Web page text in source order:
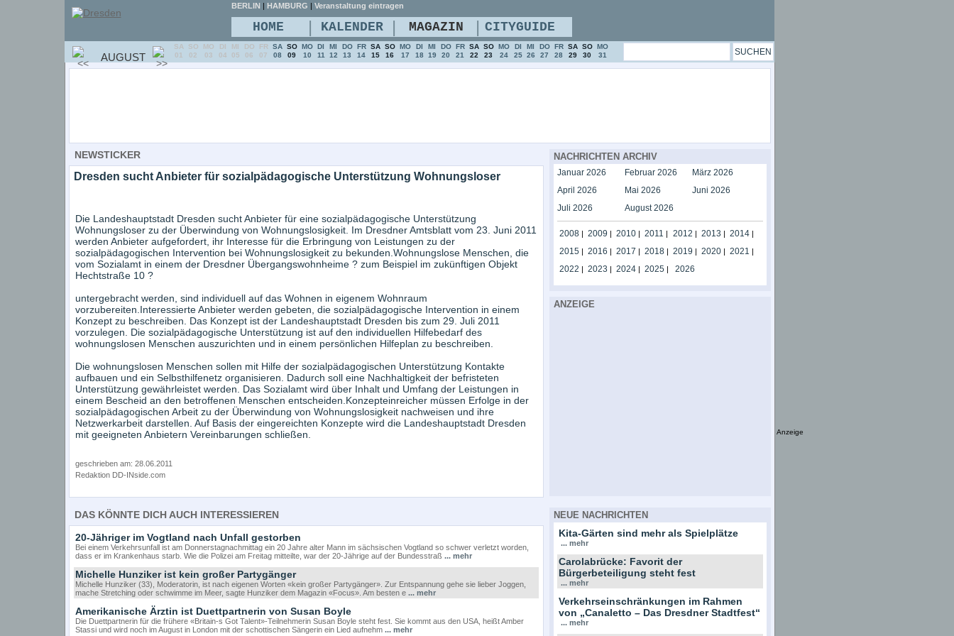
NEWSTICKER
Dresden sucht Anbieter für sozialpädagogische Unterstützung Wohnungsloser
Die Landeshauptstadt Dresden sucht Anbieter für eine sozialpädagogische Unterstützung
Wohnungsloser zu der Überwindung von Wohnungslosigkeit. Im Dresdner Amtsblatt vom 23. Juni 2011
werden Anbieter aufgefordert, ihr Interesse für die Erbringung von Leistungen zu der
sozialpädagogischen Intervention bei Wohnungslosigkeit zu bekunden.Wohnungslose Menschen, die
vom Sozialamt in einem der Dresdner Übergangswohnheime ? zum Beispiel im zukünftigen Objekt
Hechtstraße 10 ?
untergebracht werden, sind individuell auf das Wohnen in eigenem Wohnraum
vorzubereiten.Interessierte Anbieter werden gebeten, die sozialpädagogische Intervention in einem
Konzept zu beschreiben. Das Konzept ist der Landeshauptstadt Dresden bis zum 29. Juli 2011
vorzulegen. Die sozialpädagogische Unterstützung ist auf den individuellen Hilfebedarf des
wohnungslosen Menschen auszurichten und in einem persönlichen Hilfeplan zu beschreiben.
Die wohnungslosen Menschen sollen mit Hilfe der sozialpädagogischen Unterstützung Kontakte
aufbauen und ein Selbsthilfenetz organisieren. Dadurch soll eine Nachhaltigkeit der befristeten
Unterstützung gewährleistet werden. Das Sozialamt wird über Inhalt und Umfang der Leistungen in
einem Bescheid an den betroffenen Menschen entscheiden.Konzepteinreicher müssen Erfolge in der
sozialpädagogischen Arbeit zu der Überwindung von Wohnungslosigkeit nachweisen und ihre
Netzwerkarbeit darstellen. Auf Basis der eingereichten Konzepte wird die Landeshauptstadt Dresden
mit geeigneten Anbietern Vereinbarungen schließen.
geschrieben am: 28.06.2011
Redaktion DD-INside.com
DAS KÖNNTE DICH AUCH INTERESSIEREN
20-Jähriger im Vogtland nach Unfall gestorben
Bei einem Verkehrsunfall ist am Donnerstagnachmittag ein 20 Jahre alter Mann im sächsischen Vogtland so schwer verletzt worden,
dass er im Krankenhaus starb. Wie die Polizei am Freitag mitteilte, war der 20-Jährige auf der Bundesstraß ... mehr
Michelle Hunziker ist kein großer Partygänger
Michelle Hunziker (33), Moderatorin, ist nach eigenen Worten «kein großer Partygänger». Zur Entspannung gehe sie lieber Joggen,
mache Stretching oder schwimme im Meer, sagte Hunziker dem Magazin «Focus». Am besten e ... mehr
Amerikanische Ärztin ist Duettpartnerin von Susan Boyle
Die Duettpartnerin für die frühere «Britain-s Got Talent»-Teilnehmerin Susan Boyle steht fest. Sie kommt aus den USA, heißt Amber
Stassi und wird noch im August in London mit der schottischen Sängerin ein Lied aufnehm ... mehr
NACHRICHTEN ARCHIV
Januar 2026 Februar 2026
März 2026
April 2026
Mai 2026
Juni 2026
Juli 2026
August 2026
2008| 2009 | 2010| 2011 | 2012 | 2013 | 2014|
2015| 2016 | 2017 | 2018| 2019 | 2020| 2021 |
2022 | 2023 | 2024| 2025| 2026
ANZEIGE
NEUE NACHRICHTEN
Kita-Gärten sind mehr als Spielplätze
... mehr
Carolabrücke: Favorit der
Bürgerbeteiligung steht fest
... mehr
Verkehrseinschränkungen im Rahmen
von „Canaletto – Das Dresdner Stadtfest“
... mehr
BERLIN | HAMBURG | Veranstaltung eintragen
HOME | KALENDER | MAGAZIN | CITYGUIDE
AUGUST
SA
01
SO
02
MO
03
DI
04
MI
05
DO
06
FR
07
SA
08
SO
09
MO
10
DI
11
MI
12
DO
13
FR
14
SA
15
SO
16
MO
17
DI
18
MI
19
DO
20
FR
21
SA
22
SO
23
MO
24
DI
25
MI
26
DO
27
FR
28
SA
29
SO
30
MO
31
Anzeige